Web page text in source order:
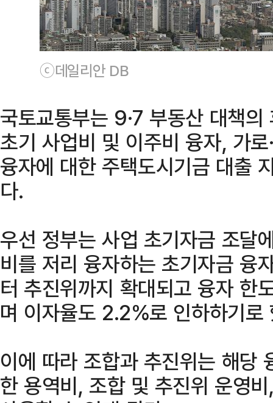
ⓒ데일리안 DB
국토교통부는 9·7 부동산 대책
초기 사업비 및 이주비 융자, 가
융자에 대한 주택도시기금 대출
다.
우선 정부는 사업 초기자금 조달
비를 저리 융자하는 초기자금 융
터 추진위까지 확대되고 융자 한
며 이자율도 2.2%로 인하하기로
이에 따라 조합과 추진위는 해당
한 용역비, 조합 및 추진위 운영